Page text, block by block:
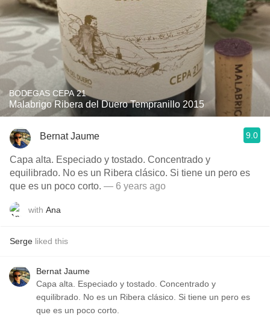
BODEGAS CEPA 21
Malabrigo Ribera del Duero Tempranillo 2015
Bernat Jaume 9.0
Capa alta. Especiado y tostado. Concentrado y
equilibrado. No es un Ribera clásico. Si tiene un pero es
que es un poco corto. — 6 years ago
with Ana
Serge liked this
Bernat Jaume
Capa alta. Especiado y tostado. Concentrado y
equilibrado. No es un Ribera clásico. Si tiene un pero es
que es un poco corto.